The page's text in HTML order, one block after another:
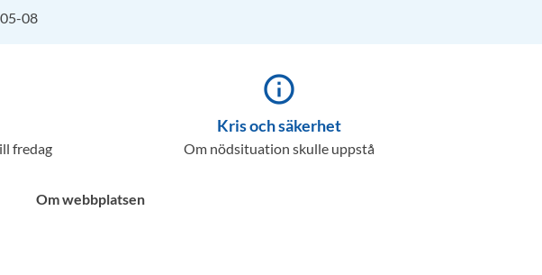
08
fredag
info_outline
Kris och säkerhet
Om nödsituation skulle uppstå
Om webbplatsen